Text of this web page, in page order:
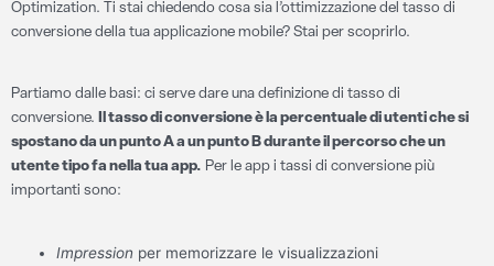
Optimization. Ti stai chiedendo cosa sia l’ottimizzazione del tasso di
conversione della tua applicazione mobile? Stai per scoprirlo.
Partiamo dalle basi: ci serve dare una definizione di tasso di
conversione.
Il tasso di conversione è la percentuale di utenti che si
spostano da un punto A a un punto B durante il percorso che un
utente tipo fa nella tua app. Per le app i tassi di conversione più
importanti sono:
Impression per memorizzare le visualizzazioni